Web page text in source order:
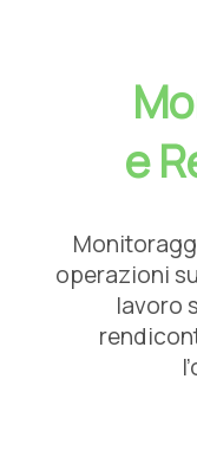
e
operazioni
lavoro